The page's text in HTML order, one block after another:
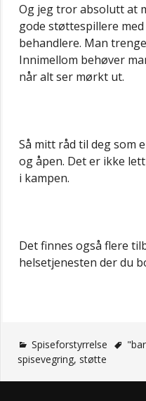
Og jeg tror absolutt at
gode støttespillere
behandlere. Man
Innimellom behøver
når alt ser mørkt ut.
Så mitt råd til deg
og åpen. Det er ikke
i kampen.
Det finnes også flere
helsetjenesten der du
Spiseforstyrrelse
spisevegring, støtte